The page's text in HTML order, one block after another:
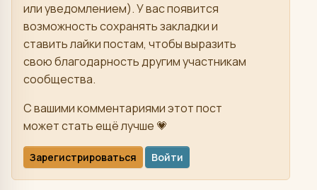
или уведомлением). У вас появится
возможность сохранять закладки и
ставить лайки постам, чтобы выразить
свою благодарность другим участникам
сообщества.
С вашими комментариями этот пост
может стать ещё лучше 💗
Зарегистрироваться Войти